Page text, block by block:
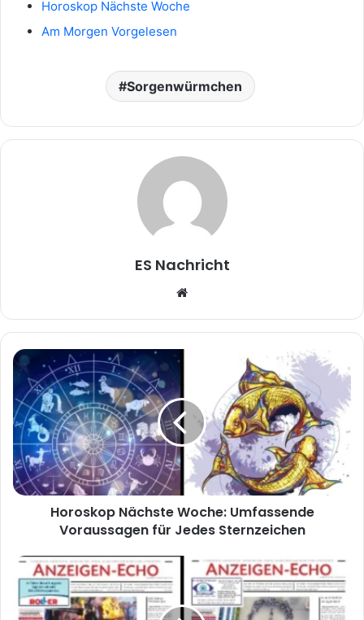
Horoskop Nächste Woche
Am Morgen Vorgelesen
Sorgenwürmchen
ES Nachricht
Website
Horoskop Nächste Woche: Umfassende
Voraussagen für Jedes Sternzeichen